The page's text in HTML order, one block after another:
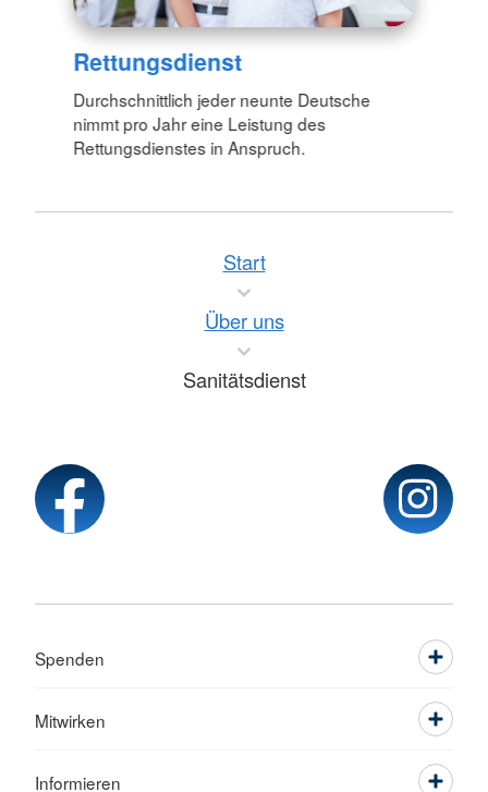
Rettungsdienst
Durchschnittlich jeder neunte Deutsche
nimmt pro Jahr eine Leistung des
Rettungsdienstes in Anspruch.
Start
Über uns
Sanitätsdienst
Spenden
Mitwirken
Informieren